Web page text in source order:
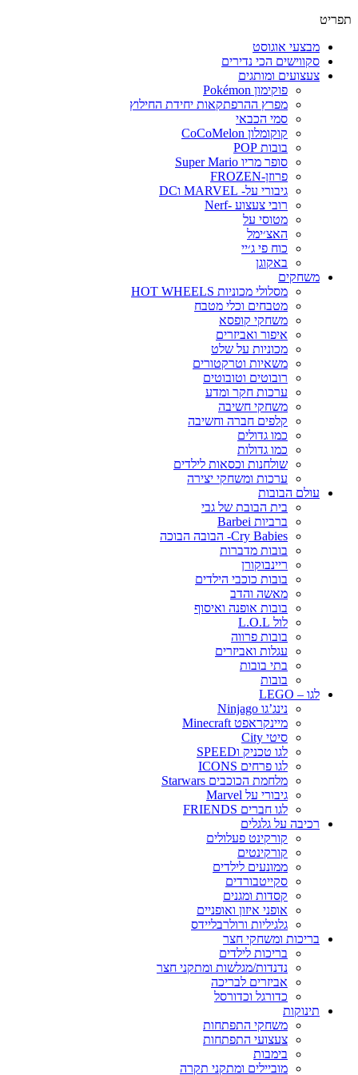
מבצעי אוגוסט
סקווישים הכי נדירים
צעצועים ומותגים
פוקימון Pokémon
מפרץ ההרפתקאות יחידת החילוץ
סמי הכבאי
קוקומלון CoCoMelon
בובות POP
סופר מריו Super Mario
פרוזן-FROZEN
גיבורי על- MARVEL וDC
רובי צעצוע -Nerf
מטוסי על
האצ׳ימל
כוח פי ג׳יי
באקוגן
משחקים
מסלולי מכוניות HOT WHEELS
מטבחים וכלי מטבח
משחקי קופסא
איפור ואביזרים
מכוניות על שלט
משאיות וטרקטורים
רובוטים וטובוטים
ערכות חקר ומדע
משחקי חשיבה
קלפים חברה וחשיבה
כמו גדולים
כמו גדולות
שולחנות וכסאות לילדים
ערכות ומשחקי יצירה
עולם הבובות
בית הבובת של גבי
ברביות Barbei
Cry Babies- הבובה הבוכה
בובות מדברות
ריינבוקורן
בובות כוכבי הילדים
מאשה והדב
בובות אופנה ואיסוף
לול L.O.L
בובות פרווה
עגלות ואביזרים
בתי בובות
בובות
לגו – LEGO
נינג’גו Ninjago
מיינקראפט Minecraft
סיטי City
לגו טכניק וSPEED
לגו פרחים ICONS
מלחמת הכוכבים Starwars
גיבורי על Marvel
לגו חברים FRIENDS
רכיבה על גלגלים
קורקינט פעלולים
קורקינטים
ממונעים לילדים
סקייטבורדים
קסדות ומגנים
אופני איזון ואופניים
גלגיליות ורולרבליידס
בריכות ומשחקי חצר
בריכות לילדים
נדנדות/מגלשות ומתקני חצר
אביזרים לבריכה
כדורגל וכדורסל
תינוקות
משחקי התפתחות
צעצועי התפתחות
בימבות
מוביילים ומתקני תקרה